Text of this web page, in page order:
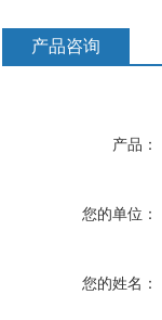
产品咨询
产品：
您的单位：
您的姓名：